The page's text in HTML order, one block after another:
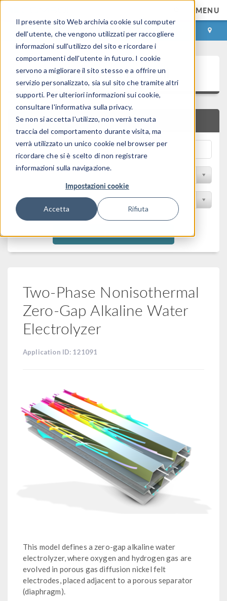
Il presente sito Web archivia cookie sul computer
dell'utente, che vengono utilizzati per raccogliere
informazioni sull'utilizzo del sito e ricordare i
comportamenti dell'utente in futuro. I cookie
servono a migliorare il sito stesso e a offrire un
servizio personalizzato, sia sul sito che tramite altri
supporti. Per ulteriori informazioni sui cookie,
consultare l'informativa sulla privacy.
Se non si accetta l'utilizzo, non verrà tenuta
traccia del comportamento durante visita, ma
verrà utilizzato un unico cookie nel browser per
ricordare che si è scelto di non registrare
informazioni sulla navigazione.
Impostazioni cookie
Accetta Rifiuta
MENU
ACCEDI CONTACT
Galleria delle Applicazioni
RICERCA RAPIDA
Filtra per Prodotto
Filtra
Two-Phase Nonisothermal
Zero-Gap Alkaline Water
Electrolyzer
Application ID: 121091
This model defines a zero-gap alkaline water
electrolyzer, where oxygen and hydrogen gas are
evolved in porous gas diffusion nickel felt
electrodes, placed adjacent to a porous separator
(diaphragm).